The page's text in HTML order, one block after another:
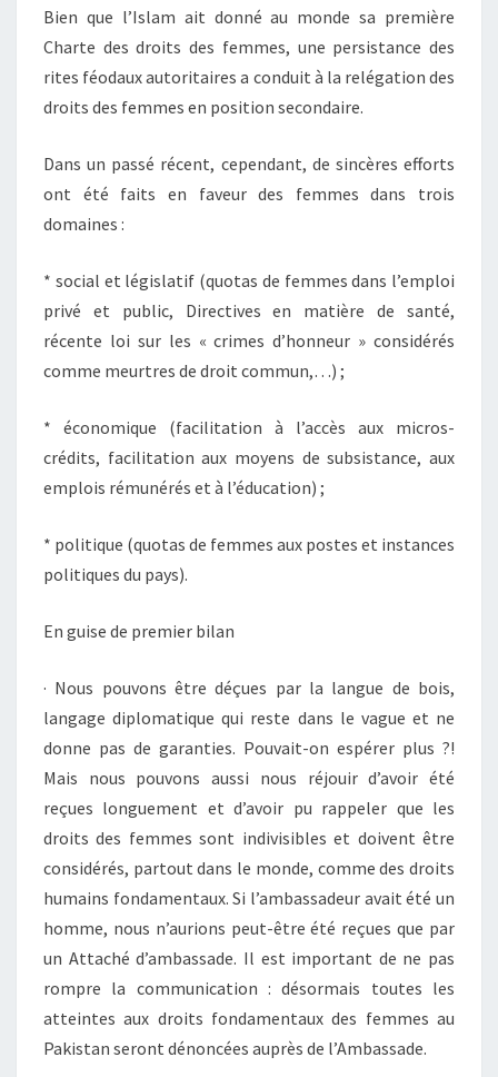
Bien que l’Islam ait donné au monde sa première
Charte des droits des femmes, une persistance des
rites féodaux autoritaires a conduit à la relégation des
droits des femmes en position secondaire.
Dans un passé récent, cependant, de sincères efforts
ont été faits en faveur des femmes dans trois
domaines :
* social et législatif (quotas de femmes dans l’emploi
privé et public, Directives en matière de santé,
récente loi sur les « crimes d’honneur » considérés
comme meurtres de droit commun,…) ;
* économique (facilitation à l’accès aux micros-
crédits, facilitation aux moyens de subsistance, aux
emplois rémunérés et à l’éducation) ;
* politique (quotas de femmes aux postes et instances
politiques du pays).
En guise de premier bilan
· Nous pouvons être déçues par la langue de bois,
langage diplomatique qui reste dans le vague et ne
donne pas de garanties. Pouvait-on espérer plus ?!
Mais nous pouvons aussi nous réjouir d’avoir été
reçues longuement et d’avoir pu rappeler que les
droits des femmes sont indivisibles et doivent être
considérés, partout dans le monde, comme des droits
humains fondamentaux. Si l’ambassadeur avait été un
homme, nous n’aurions peut-être été reçues que par
un Attaché d’ambassade. Il est important de ne pas
rompre la communication : désormais toutes les
atteintes aux droits fondamentaux des femmes au
Pakistan seront dénoncées auprès de l’Ambassade.